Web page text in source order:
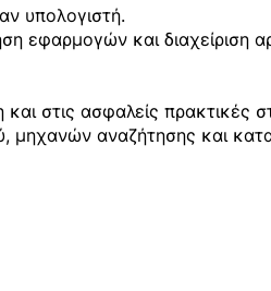
υπολογιστή.
εφαρμογών και διαχείριση
στις ασφαλείς πρακτικές
μηχανών αναζήτησης και